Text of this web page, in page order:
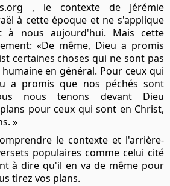
, le contexte de Jérémie
à cette époque et ne s'applique
à nous aujourd'hui. Mais cette
«De même, Dieu a promis
certaines choses qui ne sont pas
en général. Pour ceux qui
a promis que nos péchés sont
nous tenons devant Dieu
pour ceux qui sont en Christ,
»
le contexte et l'arrière-
populaires comme celui cité
à dire qu'il en va de même pour
tirez vos plans.